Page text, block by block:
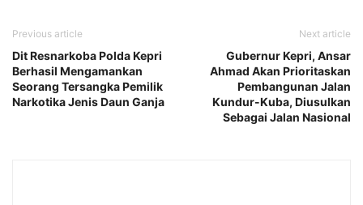
Previous article
Dit Resnarkoba Polda Kepri
Berhasil Mengamankan
Seorang Tersangka Pemilik
Narkotika Jenis Daun Ganja
Next article
Gubernur Kepri, Ansar
Ahmad Akan Prioritaskan
Pembangunan Jalan
Kundur-Kuba, Diusulkan
Sebagai Jalan Nasional